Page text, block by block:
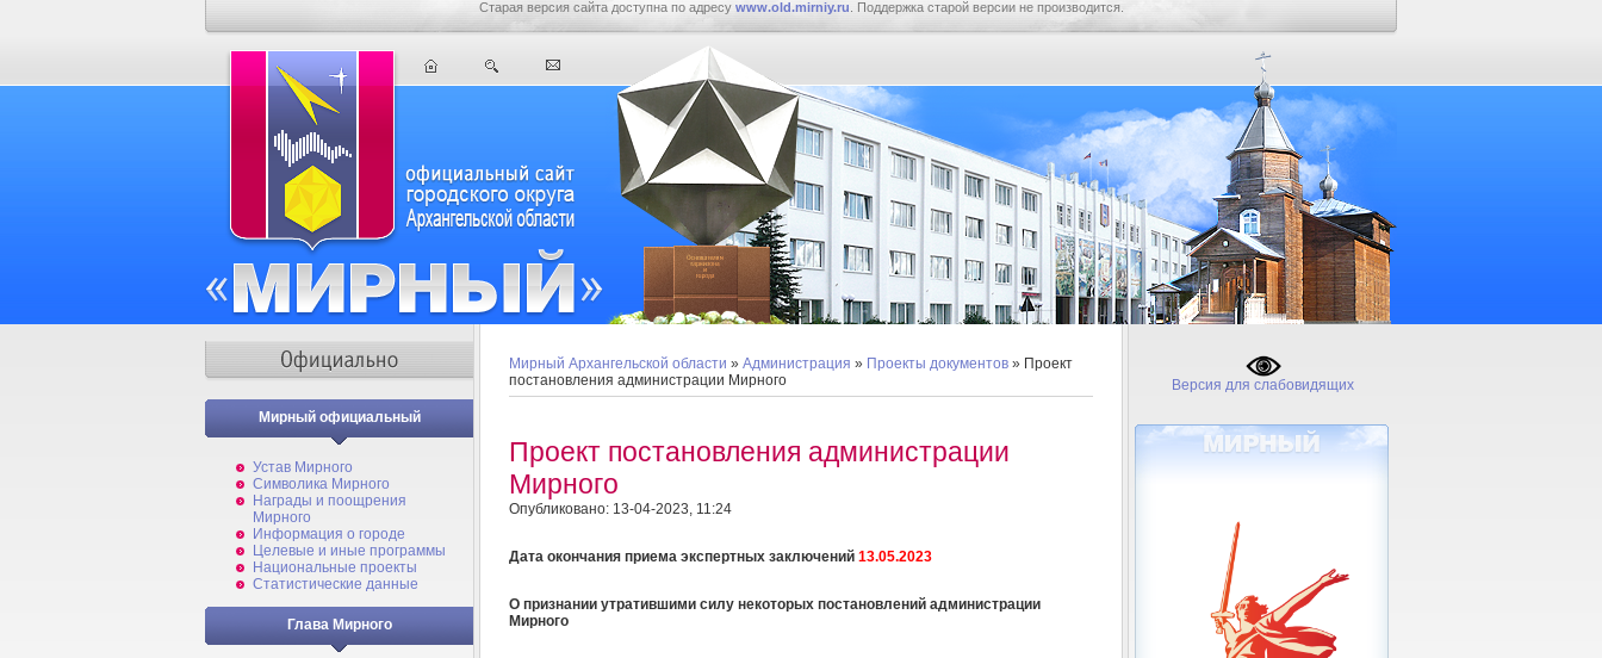
Старая версия сайта доступна по адресу www.old.mirniy.ru . Поддержка старой версии не производится.
Мирный официальный
Устав Мирного
Символика Мирного
Награды и поощрения
Мирного
Информация о городе
Целевые и иные программы
Национальные проекты
Статистические данные
Глава Мирного
Мирный Архангельской области » Администрация » Проекты документов » Проект
постановления администрации Мирного
Проект постановления администрации
Мирного
Опубликовано: 13-04-2023, 11:24
Дата окончания приема экспертных заключений 13.05.2023
О признании утратившими силу некоторых постановлений администрации
Мирного
Версия для слабовидящих